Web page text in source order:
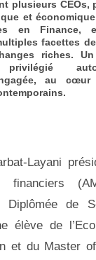
plusieurs CEOs,
et
en Finance,
facettes
riches.
privilégié
au
Layani
financiers
Diplômée de
élève de
et du Master